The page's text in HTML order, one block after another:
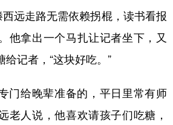
林 上海 江苏
安徽 福建 江西
南 湖北
广西 海南 重庆
州 云南 西藏
走路无需依赖拐棍，读书看报
他拿出一个马扎让记者坐下，又
给记者，“这块好吃。”
给晚辈准备的，平日里常有师
老人说，他喜欢请孩子们吃糖，